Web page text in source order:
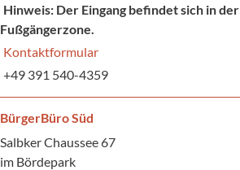
Hinweis: Der Eingang befindet sich in der
Fußgängerzone.
Kontaktformular
+49 391 540-4359
BürgerBüro Süd
Salbker Chaussee 67
im Bördepark